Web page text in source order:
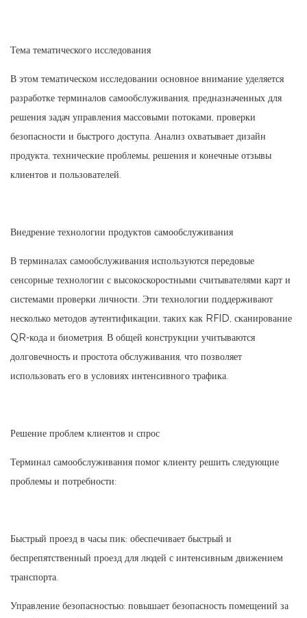
Тема тематического исследования
В этом тематическом исследовании основное внимание уделяется
разработке терминалов самообслуживания, предназначенных для
решения задач управления массовыми потоками, проверки
безопасности и быстрого доступа. Анализ охватывает дизайн
продукта, технические проблемы, решения и конечные отзывы
клиентов и пользователей.
Внедрение технологии продуктов самообслуживания
В терминалах самообслуживания используются передовые
сенсорные технологии с высокоскоростными считывателями карт и
системами проверки личности. Эти технологии поддерживают
несколько методов аутентификации, таких как RFID, сканирование
QR-кода и биометрия. В общей конструкции учитываются
долговечность и простота обслуживания, что позволяет
использовать его в условиях интенсивного трафика.
Решение проблем клиентов и спрос
Терминал самообслуживания помог клиенту решить следующие
проблемы и потребности:
Быстрый проезд в часы пик: обеспечивает быстрый и
беспрепятственный проезд для людей с интенсивным движением
транспорта.
Управление безопасностью: повышает безопасность помещений за